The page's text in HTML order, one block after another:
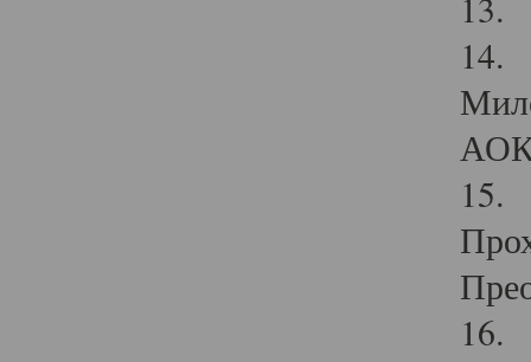
14.
15.
16.